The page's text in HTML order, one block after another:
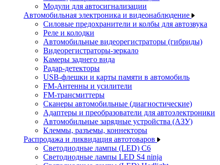
Модули для автосигнализации
Автомобильная электроника и видеонаблюдение
Силовые предохранители и колбы для автозвука
Реле и колодки
Автомобильные видеорегистраторы (гибриды)
Видеорегистраторы-зеркало
Камеры заднего вида
Радар-детекторы
USB-флешки и карты памяти в автомобиль
FM-Антенны и усилители
FM-трансмиттеры
Сканеры автомобильные (диагностические)
Адаптеры и преобразователи для автоэлектроники
Автомобильные зарядные устройства (АЗУ)
Клеммы, разъемы, коннекторы
Распродажа и ликвидация автотоваров
Светодиодные лампы (LED) C6
Светодиодные лампы LED S4 ninja